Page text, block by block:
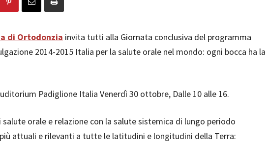
di Ortodonzia invita tutti alla Giornata conclusiva del programma
2014-2015 Italia per la salute orale nel mondo: ogni bocca ha la
Padiglione Italia Venerdì 30 ottobre, Dalle 10 alle 16.
orale e relazione con la salute sistemica di lungo periodo
attuali e rilevanti a tutte le latitudini e longitudini della Terra: